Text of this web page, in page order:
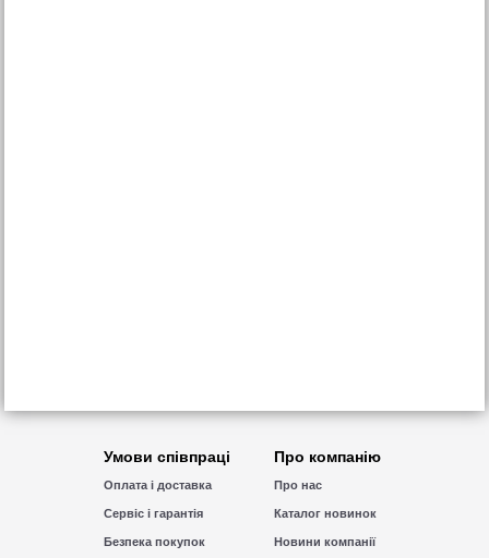
Умови співпраці
Оплата і доставка
Сервіс і гарантія
Безпека покупок
Про компанію
Про нас
Каталог новинок
Новини компанії